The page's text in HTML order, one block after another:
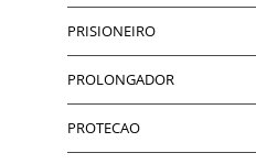
PRISIONEIRO
PROLONGADOR
PROTECAO